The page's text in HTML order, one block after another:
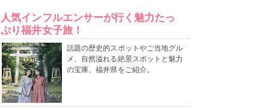
人気インフルエンサーが行く魅力たっ
ぷり福井女子旅！
話題の歴史的スポットやご当地グル
メ、自然溢れる絶景スポットと魅力
の宝庫、福井県をご紹介。